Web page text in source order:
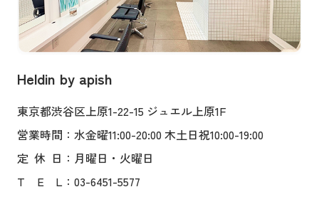
Heldin by apish
東京都渋谷区上原1-22-15 ジュエル上原1F
営業時間 ：水金曜11:00-20:00 木土日祝10:00-19:00
定 休 日 ：月曜日・火曜日
T
E L ：03-6451-5577